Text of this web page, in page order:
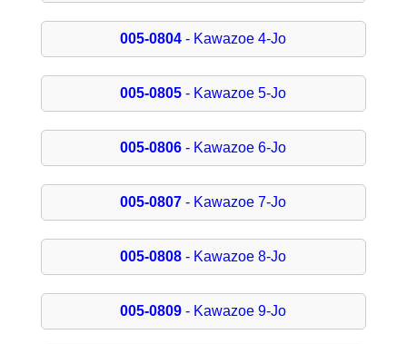
005-0804 - Kawazoe 4-Jo
005-0805 - Kawazoe 5-Jo
005-0806 - Kawazoe 6-Jo
005-0807 - Kawazoe 7-Jo
005-0808 - Kawazoe 8-Jo
005-0809 - Kawazoe 9-Jo